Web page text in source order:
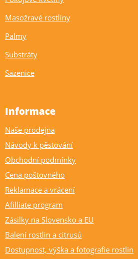
Masožravé rostliny
Palmy
Substráty
Sazenice
Informace
Naše prodejna
Návody k pěstování
Obchodní podmínky
Cena poštovného
Reklamace a vrácení
Afilliate program
Zásilky na Slovensko a EU
Balení rostlin a citrusů
Dostupnost, výška a fotografie rostlin